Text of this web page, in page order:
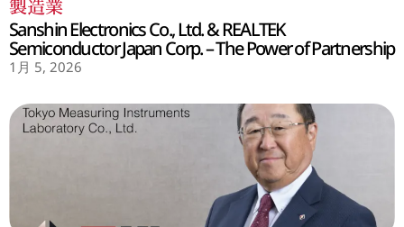
製造業
Sanshin Electronics Co., Ltd. & REALTEK
Semiconductor Japan Corp. – The Power of Partnership
1月 5, 2026